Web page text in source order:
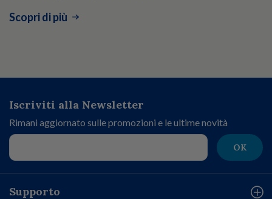
Scopri di più
Iscriviti alla Newsletter
Rimani aggiornato sulle promozioni e le ultime novità
OK
Supporto